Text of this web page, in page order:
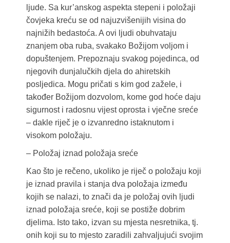
ljude. Sa kur’anskog aspekta stepeni i položaji
čovjeka kreću se od najuzvišenijih visina do
najnižih bedastoća. A ovi ljudi obuhvataju
znanjem oba ruba, svakako Božijom voljom i
dopuštenjem. Prepoznaju svakog pojedinca, od
njegovih dunjalučkih djela do ahiretskih
posljedica. Mogu pričati s kim god zažele, i
također Božijom dozvolom, kome god hoće daju
sigurnost i radosnu vijest oprosta i vječne sreće
– dakle riječ je o izvanredno istaknutom i
visokom položaju.
– Položaj iznad položaja sreće
Kao što je rečeno, ukoliko je riječ o položaju koji
je iznad pravila i stanja dva položaja između
kojih se nalazi, to znači da je položaj ovih ljudi
iznad položaja sreće, koji se postiže dobrim
djelima. Isto tako, izvan su mjesta nesretnika, tj.
onih koji su to mjesto zaradili zahvaljujući svojim